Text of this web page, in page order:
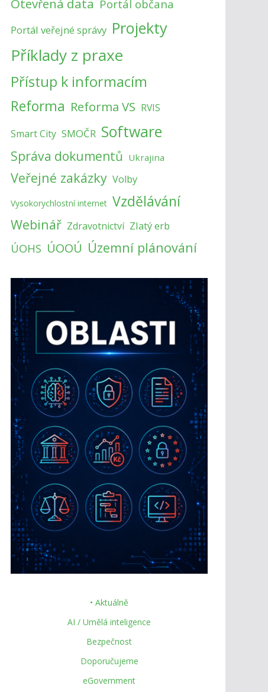
Otevřená data Portál občana
Portál veřejné správy Projekty
Příklady z praxe
Přístup k informacím
Reforma Reforma VS RVIS
Smart City SMOČR Software
Správa dokumentů Ukrajina
Veřejné zakázky Volby
Vysokorychlostní internet Vzdělávání
Webinář Zdravotnictví Zlatý erb
ÚOHS ÚOOÚ Územní plánování
• Aktuálně
AI / Umělá inteligence
Bezpečnost
Doporučujeme
eGovernment